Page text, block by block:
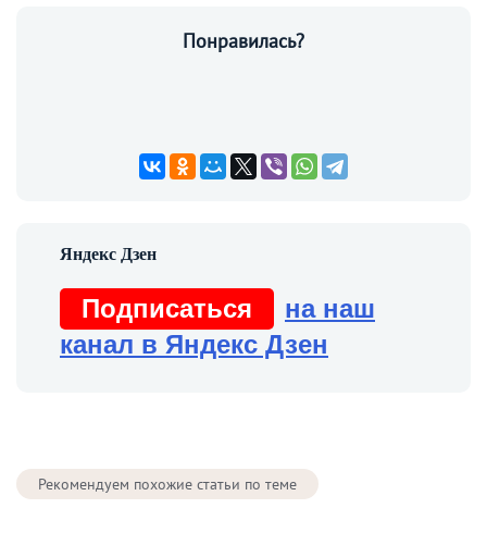
Понравилась?
Подписаться
на наш
канал в Яндекс Дзен
Рекомендуем похожие статьи по теме